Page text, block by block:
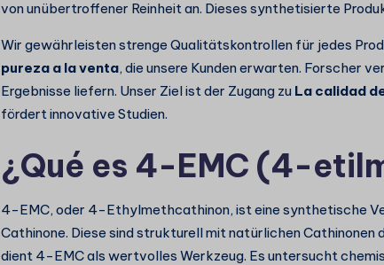
von unübertroffener Reinheit an. Dieses synthetisierte
Wir gewährleisten strenge Qualitätskontrollen für jedes
pureza a la venta, die unsere Kunden erwarten. Forscher
Ergebnisse liefern. Unser Ziel ist der Zugang zu La calidad
fördert innovative Studien.
¿Qué es 4-EMC (4-
4-EMC, oder 4-Ethylmethcathinon, ist eine synthetische
Cathinone. Diese sind strukturell mit natürlichen
dient 4-EMC als wertvolles Werkzeug. Es untersucht